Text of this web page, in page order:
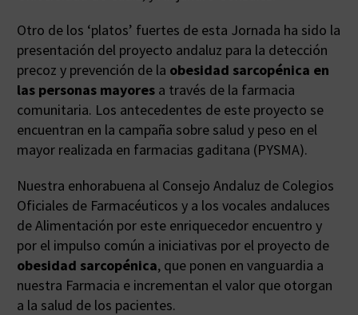
Otro de los ‘platos’ fuertes de esta Jornada ha sido la
presentación del proyecto andaluz para la detección
precoz y prevención de la obesidad sarcopénica en
las personas mayores a través de la farmacia
comunitaria. Los antecedentes de este proyecto se
encuentran en la campaña sobre salud y peso en el
mayor realizada en farmacias gaditana (PYSMA).
Nuestra enhorabuena al Consejo Andaluz de Colegios
Oficiales de Farmacéuticos y a los vocales andaluces
de Alimentación por este enriquecedor encuentro y
por el impulso común a iniciativas por el proyecto de
obesidad sarcopénica, que ponen en vanguardia a
nuestra Farmacia e incrementan el valor que otorgan
a la salud de los pacientes.